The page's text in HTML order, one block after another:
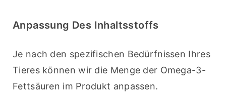
Anpassung Des Inhaltsstoffs
Je nach den spezifischen Bedürfnissen Ihres
Tieres können wir die Menge der Omega-3-
Fettsäuren im Produkt anpassen.